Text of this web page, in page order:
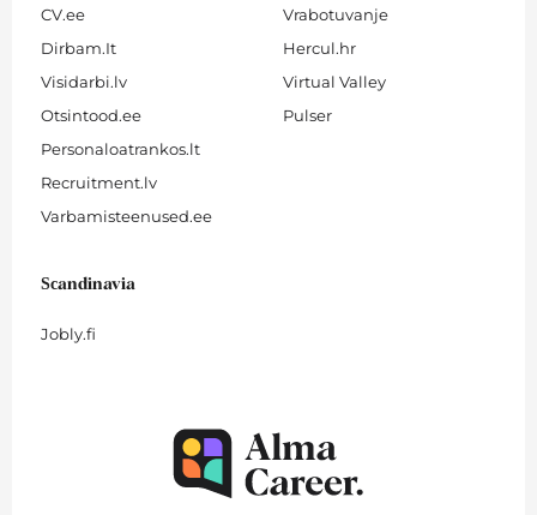
CV.ee
Dirbam.It
Visidarbi.lv
Otsintood.ee
Personaloatrankos.lt
Recruitment.lv
Varbamisteenused.ee
Vrabotuvanje
Hercul.hr
Virtual Valley
Pulser
Scandinavia
Jobly.fi